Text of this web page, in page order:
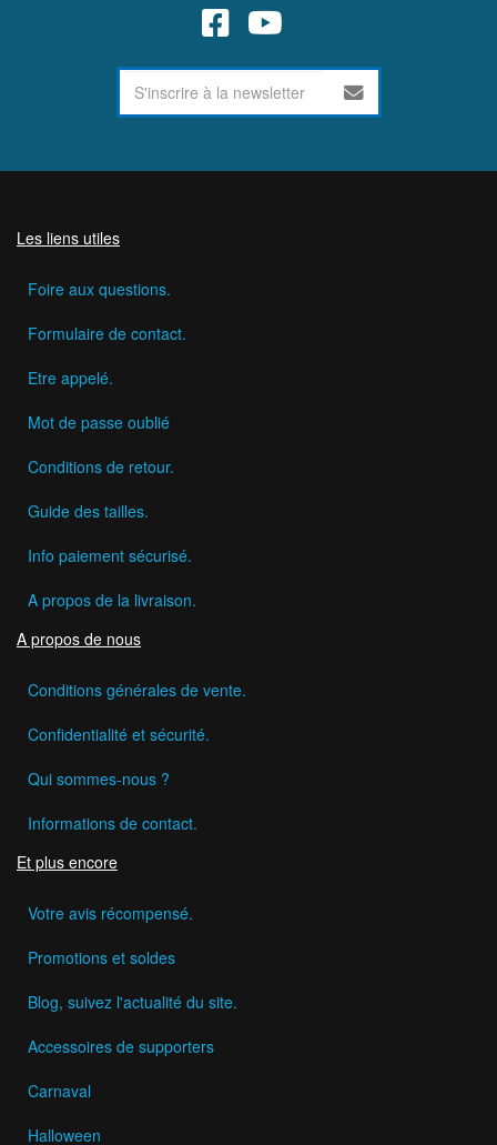
Les liens utiles
Foire aux questions.
Formulaire de contact.
Etre appelé.
Mot de passe oublié
Conditions de retour.
Guide des tailles.
Info paiement sécurisé.
A propos de la livraison.
A propos de nous
Conditions générales de vente.
Confidentialité et sécurité.
Qui sommes-nous ?
Informations de contact.
Et plus encore
Votre avis récompensé.
Promotions et soldes
Blog, suivez l'actualité du site.
Accessoires de supporters
Carnaval
Halloween